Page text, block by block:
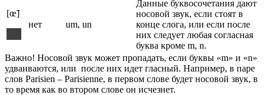
[œ̃]
нет
um, un
Данные буквосочетания дают
носовой звук, если стоят в
конце слога, или если после
них следует любая согласная
буква кроме m, n.
Важно! Носовой звук может пропадать, если буквы «m» и «n»
удваиваются, или после них идет гласный. Например, в паре
слов Parisien – Parisienne, в первом слове будет носовой звук, в
то время как во втором слове он исчезнет.